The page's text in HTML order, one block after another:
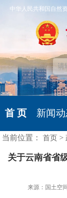
中华人民共和国自然
首 页 新闻
当前位置：首页 >
关于云南省省
来源：国土空